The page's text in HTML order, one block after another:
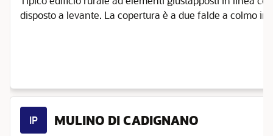
disposto a levante. La copertura è a due falde a colmo
IP MULINO DI CADIGNANO